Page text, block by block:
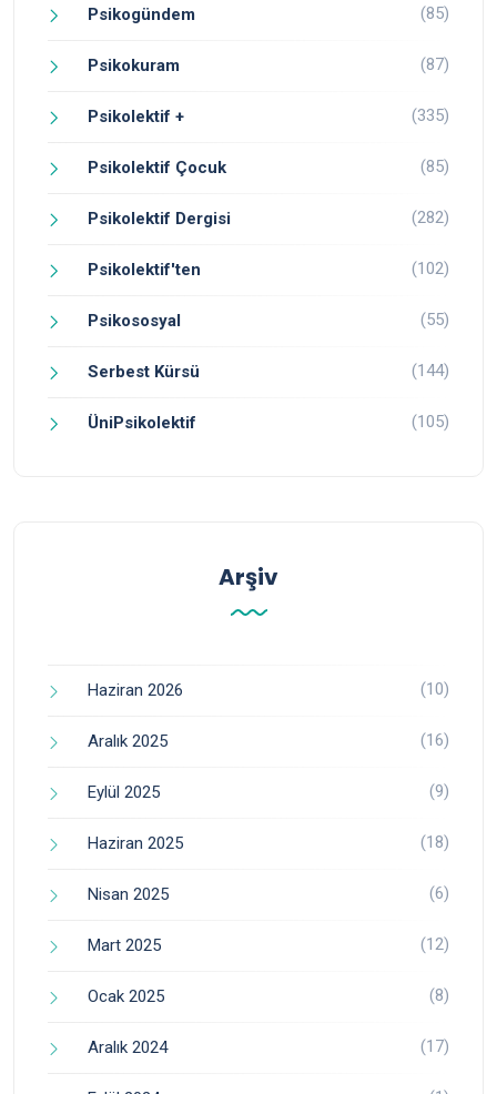
Psikogündem (85)
Psikokuram (87)
Psikolektif + (335)
Psikolektif Çocuk (85)
Psikolektif Dergisi (282)
Psikolektif'ten (102)
Psikososyal (55)
Serbest Kürsü (144)
ÜniPsikolektif (105)
Arşiv
Haziran 2026 (10)
Aralık 2025 (16)
Eylül 2025 (9)
Haziran 2025 (18)
Nisan 2025 (6)
Mart 2025 (12)
Ocak 2025 (8)
Aralık 2024 (17)